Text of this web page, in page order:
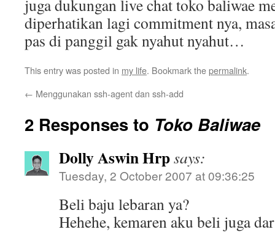
juga dukungan live chat toko baliwae
diperhatikan lagi commitment nya,
pas di panggil gak nyahut nyahut…
This entry was posted in my life. Bookmark thepermalink.
← Menggunakan ssh-agent dan ssh-add
2 Responses to Toko Baliwae
Dolly Aswin Hrpsays:
Tuesday, 2 October 2007 at 09:36:25
Beli baju lebaran ya?
Hehehe, kemaren aku beli juga